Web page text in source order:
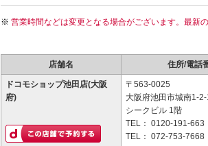
営業時間などは変更となる場合がございます。最新
店舗名 住所/電話
ドコモショップ池田店(大阪
府)
〒563-0025
大阪府池田市城南1-2-
シークビル 1階
TEL： 0120-191-663
TEL： 072-753-7668